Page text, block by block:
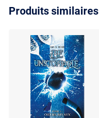
Produits similaires